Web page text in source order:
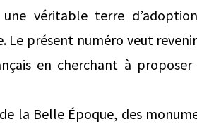
véritable terre
Le présent numéro veut
en cherchant à proposer
la Belle Époque, des